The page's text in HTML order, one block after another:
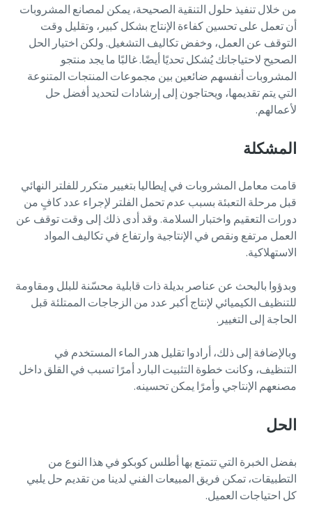
10 خطوات لإنتاج صديق للبيئة وأكثر كفاءة
الحد من الكربون لإنتاج صديق للبيئة - كل ما تحتاج إلى معرفته
اكتشف
من خلال تنفيذ حلول التنقية الصحيحة، يمكن لمصانع المشروبات
أن تعمل على تحسين كفاءة الإنتاج بشكل كبير، وتقليل وقت
التوقف عن العمل، وخفض تكاليف التشغيل. ولكن اختيار الحل
الصحيح لاحتياجاتك يُشكل تحديًا أيضًا. غالبًا ما يجد منتجو
المشروبات أنفسهم ضائعين بين مجموعات المنتجات المتنوعة
التي يتم تقديمها، ويحتاجون إلى إرشادات لتحديد أفضل حل
لأعمالهم.
المشكلة
قامت معامل المشروبات في إيطاليا بتغيير متكرر للفلتر النهائي
قبل مرحلة التعبئة بسبب عدم تحمل الفلتر لإجراء عدد كافٍ من
دورات التعقيم واختبار السلامة. وقد أدى ذلك إلى وقت توقف عن
العمل مرتفع ونقص في الإنتاجية وارتفاع في تكاليف المواد
الاستهلاكية.
وبدؤوا بالبحث عن عناصر بديلة ذات قابلية محسّنة للبلل ومقاومة
للتنظيف الكيميائي لإنتاج أكبر عدد من الزجاجات الممتلئة قبل
الحاجة إلى التغيير.
وبالإضافة إلى ذلك، أرادوا تقليل هدر الماء المستخدم في
التنظيف، وكانت خطوة التثبيت البارد أمرًا تسبب في القلق داخل
مصنعهم الإنتاجي وأمرًا يمكن تحسينه.
الحل
بفضل الخبرة التي تتمتع بها أطلس كوبكو في هذا النوع من
التطبيقات، تمكن فريق المبيعات الفني لدينا من تقديم حل يلبي
كل احتياجات العميل.